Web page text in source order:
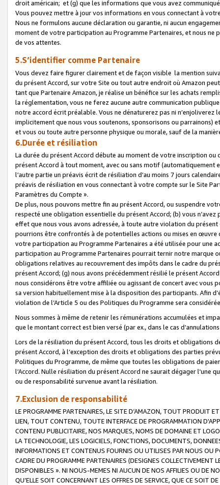
droit américain; et (g) que les informations que vous avez
Vous pouvez mettre à jour vos informations en vous connectant à
Nous ne formulons aucune déclaration ou garantie, ni aucun
moment de votre participation au Programme Partenaires, et nous
de vos attentes.
5.S’identifier comme Partenaire
Vous devez faire figurer clairement et de façon visible la mention
du présent Accord, sur votre Site ou tout autre endroit où Amazon
tant que Partenaire Amazon, je réalise un bénéfice sur les achats
la réglementation, vous ne ferez aucune autre communication
notre accord écrit préalable. Vous ne dénaturerez pas ni
implicitement que nous vous soutenons, sponsorisons ou parrainons)
et vous ou toute autre personne physique ou morale, sauf de la
6.Durée et résiliation
La durée du présent Accord débute au moment de votre inscription
présent Accord à tout moment, avec ou sans motif (automatiquement
l’autre partie un préavis écrit de résiliation d’au moins 7 jours
préavis de résiliation en vous connectant à votre compte sur le Site
Paramètres du Compte ».
De plus, nous pouvons mettre fin au présent Accord, ou suspendre
respecté une obligation essentielle du présent Accord; (b) vous
effet que nous vous avons adressée, à toute autre violation du
pourrions être confrontés à de potentielles actions ou mises en
votre participation au Programme Partenaires a été utilisée pour une
participation au Programme Partenaires pourrait ternir notre marque
obligations relatives au recouvrement des impôts dans le cadre du
présent Accord; (g) nous avons précédemment résilié le présent
nous considérons être votre affiliée ou agissant de concert avec vous
sa version habituellement mise à la disposition des participants. Afin
violation de l’Article 5 ou des Politiques du Programme sera
Nous sommes à même de retenir les rémunérations accumulées et
que le montant correct est bien versé (par ex., dans le cas
Lors de la résiliation du présent Accord, tous les droits et obligations
présent Accord, à l’exception des droits et obligations des parties
Politiques du Programme, de même que toutes les obligations de
l’Accord. Nulle résiliation du présent Accord ne saurait dégager l'une
ou de responsabilité survenue avant la résiliation.
7.Exclusion de responsabilité
LE PROGRAMME PARTENAIRES, LE SITE D’AMAZON, TOUT PRODUIT
LIEN, TOUT CONTENU, TOUTE INTERFACE DE PROGRAMMATION
CONTENU PUBLICITAIRE, NOS MARQUES, NOMS DE DOMAINE ET
LA TECHNOLOGIE, LES LOGICIELS, FONCTIONS, DOCUMENTS,
INFORMATIONS ET CONTENUS FOURNIS OU UTILISES PAR NOUS OU
CADRE DU PROGRAMME PARTENAIRES (DESIGNES COLLECTIVEMENT
DISPONIBLES ». NI NOUS-MEMES NI AUCUN DE NOS AFFILIES OU DE
QU’ELLE SOIT CONCERNANT LES OFFRES DE SERVICE, QUE CE SOIT